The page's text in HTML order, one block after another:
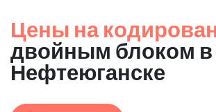
Цены на
двойным блоком в
Нефтеюганске